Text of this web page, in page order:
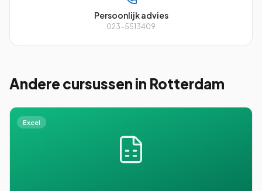
Persoonlijk advies
023-5513409
Andere cursussen in Rotterdam
Excel